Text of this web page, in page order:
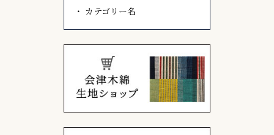
カテゴリー名